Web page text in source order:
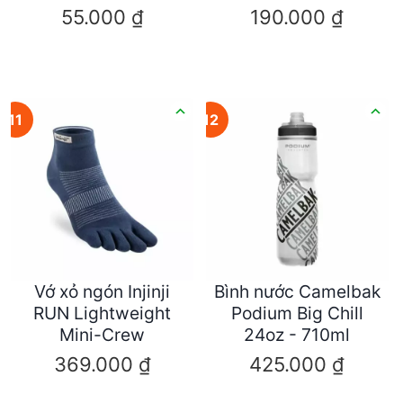
55.000 ₫ 190.000 ₫
11
Vớ xỏ ngón Injinji
RUN Lightweight
Mini-Crew
369.000 ₫
12
Bình nước Camelbak
Podium Big Chill
24oz - 710ml
425.000 ₫